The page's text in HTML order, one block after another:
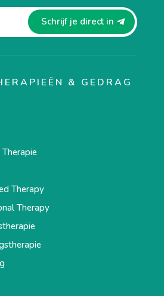
Schrijf je direct in
& GEDRAG
Therapy
Therapy